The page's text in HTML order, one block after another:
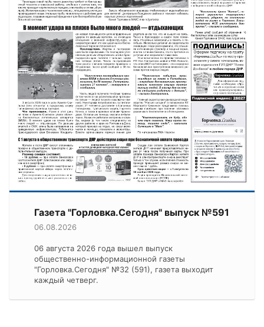
Газета "Горловка.Сегодня" выпуск №591
06.08.2026
06 августа 2026 года вышел выпуск
общественно-информационной газеты
"Горловка.Сегодня" №32 (591), газета выходит
каждый четверг.